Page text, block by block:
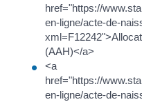
href="https://
en-ligne/acte-de-
(AAH)</a>
<a
href="https://
en-ligne/acte-de-